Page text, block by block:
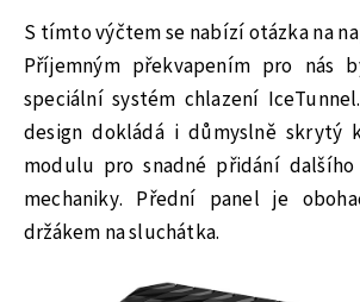
S tímto výčtem se nabízí otázka na
Příjemným překvapením pro nás
speciální systém chlazení
design dokládá i důmyslně skrytý
modulu pro snadné přidání dalšího
mechaniky. Přední panel je
držákem na sluchátka.